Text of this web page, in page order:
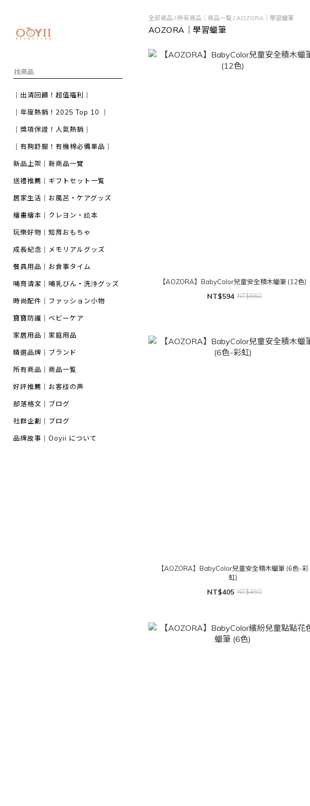
｜出清回饋！超值福利｜
｜年度熱銷！2025 Top 10 ｜
｜獎項保證！人氣熱銷｜
｜有夠舒服！有機棉必備單品｜
新品上架｜新商品一覽
送禮推薦｜ギフトセット一覧
居家生活｜お風呂・ケアグッズ
繪畫繪本｜クレヨン・絵本
玩樂好物｜知育おもちゃ
成長紀念｜メモリアルグッズ
餐具用品｜お食事タイム
哺育清潔｜哺乳びん・洗浄グッズ
時尚配件｜ファッション小物
寶寶防護｜ベビーケア
家居用品｜家庭用品
精選品牌｜ブランド
所有商品｜商品一覧
好評推薦｜お客様の声
部落格文｜ブログ
社群企劃｜ブログ
品牌故事｜Ooyii について
全部商品 /所有商品｜商品一覧/AOZORA｜學習蠟筆
AOZORA｜學習蠟筆
【AOZORA】BabyColor兒童安全積木蠟筆 (12色)
NT$594 NT$660
【AOZORA】BabyColor兒童安全積木蠟筆 (6色-彩
虹)
NT$405 NT$450